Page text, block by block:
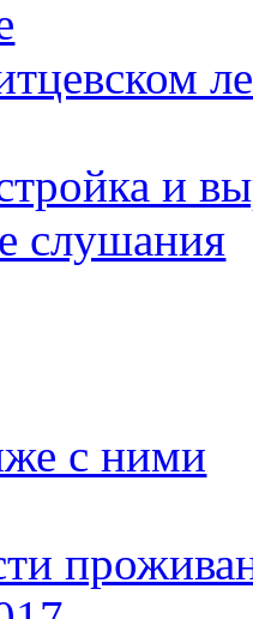
и
слушания
с ними